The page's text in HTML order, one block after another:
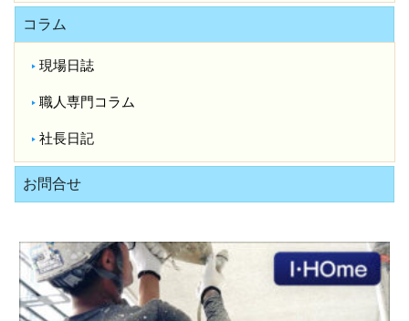
コラム
現場日誌
職人専門コラム
社長日記
お問合せ